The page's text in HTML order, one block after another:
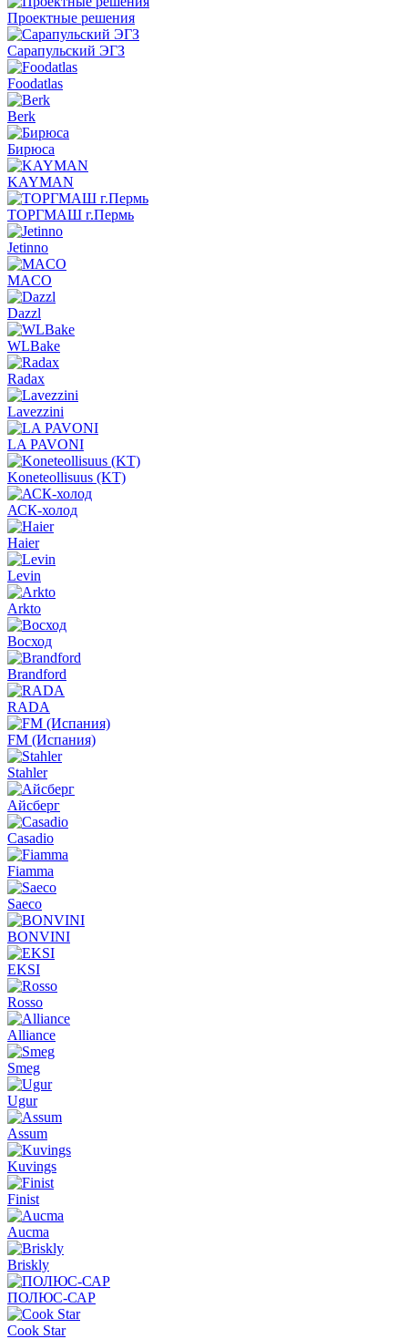
Проектные решения
Сарапульский ЭГЗ
Foodatlas
Berk
Бирюса
KAYMAN
ТОРГМАШ г.Пермь
Jetinno
MACO
Dazzl
WLBake
Radax
Lavezzini
LA PAVONI
Koneteollisuus (KT)
АСК-холод
Haier
Levin
Arkto
Восход
Brandford
RADA
FM (Испания)
Stahler
Айсберг
Casadio
Fiamma
Saeco
BONVINI
EKSI
Rosso
Alliance
Smeg
Ugur
Assum
Kuvings
Finist
Aucma
Briskly
ПОЛЮС-САР
Cook Star